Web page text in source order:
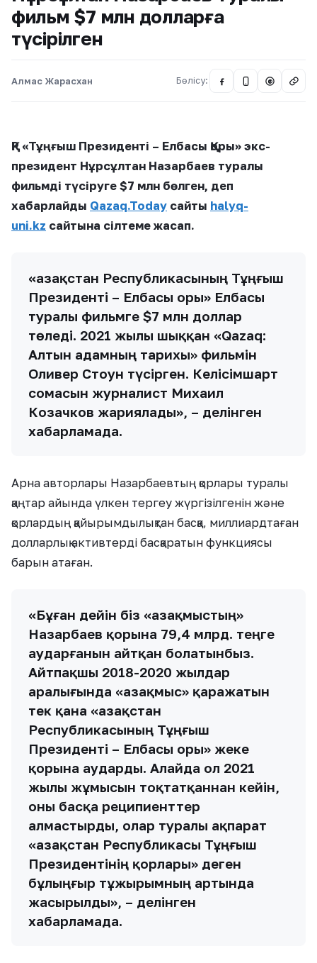
фильм $7 млн долларға
түсірілген
Алмас Жарасхан Бөлісу: @
ҚР «Тұңғыш Президенті – Елбасы Қоры» экс-
президент Нұрсұлтан Назарбаев туралы
фильмді түсіруге $7 млн бөлген, деп
хабарлайды Qazaq.Today сайты halyq-
uni.kz сайтына сілтеме жасап.
«Қазақстан Республикасының Тұңғыш
Президенті – Елбасы Қоры» Елбасы
туралы фильмге $7 млн доллар
төледі. 2021 жылы шыққан «Qazaq:
Алтын адамның тарихы» фильмін
Оливер Стоун түсірген. Келісімшарт
сомасын журналист Михаил
Козачков жариялады», – делінген
хабарламада.
Арна авторлары Назарбаевтың қорлары туралы
қаңтар айында үлкен тергеу жүргізілгенін және
қорлардың қайырымдылықтан басқа, миллиардтаған
долларлық активтерді басқаратын функциясы
барын атаған.
«Бұған дейін біз «Қазақмыстың»
Назарбаев қорына 79,4 млрд. теңге
аударғанын айтқан болатынбыз.
Айтпақшы 2018-2020 жылдар
аралығында «Қазақмыс» қаражатын
тек қана «Қазақстан
Республикасының Тұңғыш
Президенті – Елбасы Қоры» жеке
қорына аударды. Алайда ол 2021
жылы жұмысын тоқтатқаннан кейін,
оны басқа реципиенттер
алмастырды, олар туралы ақпарат
«Қазақстан Республикасы Тұңғыш
Президентінің қорлары» деген
бұлыңғыр тұжырымның артында
жасырылды», – делінген
хабарламада.